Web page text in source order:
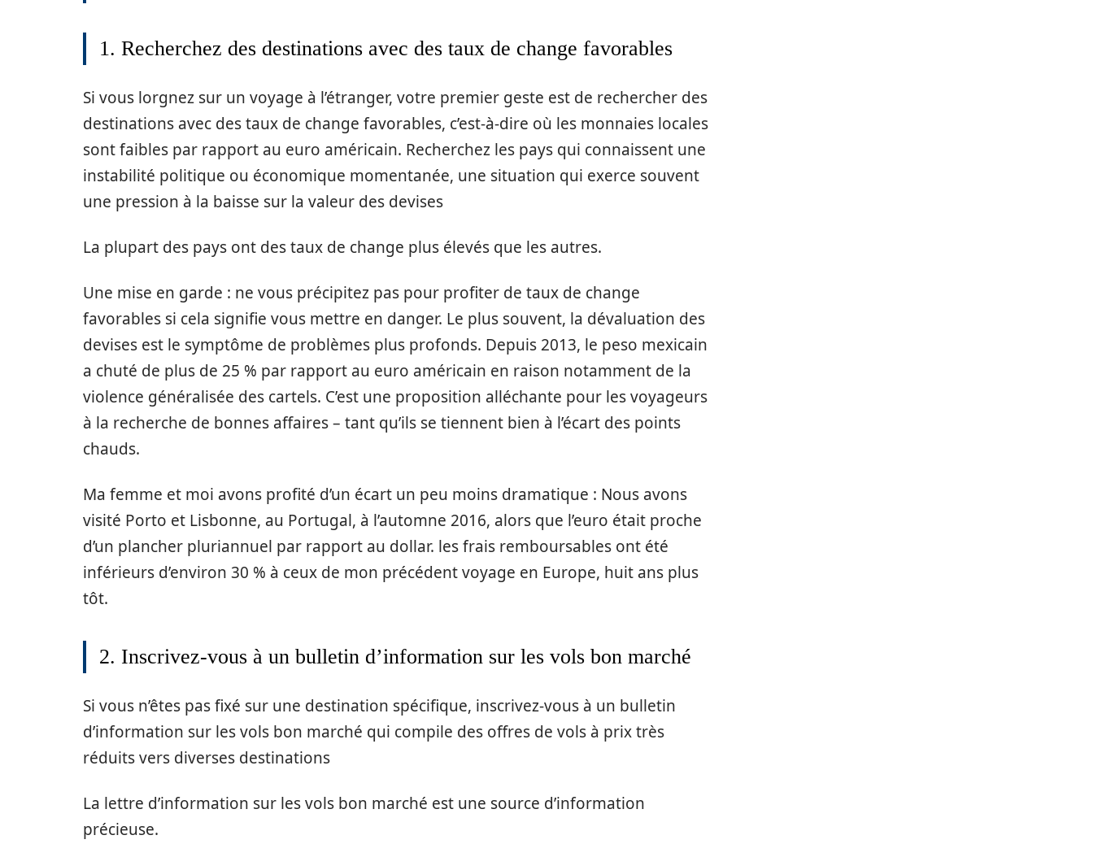
1. Recherchez des destinations avec des taux de change favorables
Si vous lorgnez sur un voyage à l’étranger, votre premier geste est de rechercher des
destinations avec des taux de change favorables, c’est-à-dire où les monnaies locales
sont faibles par rapport au euro américain. Recherchez les pays qui connaissent une
instabilité politique ou économique momentanée, une situation qui exerce souvent
une pression à la baisse sur la valeur des devises
La plupart des pays ont des taux de change plus élevés que les autres.
Une mise en garde : ne vous précipitez pas pour profiter de taux de change
favorables si cela signifie vous mettre en danger. Le plus souvent, la dévaluation des
devises est le symptôme de problèmes plus profonds. Depuis 2013, le peso mexicain
a chuté de plus de 25 % par rapport au euro américain en raison notamment de la
violence généralisée des cartels. C’est une proposition alléchante pour les voyageurs
à la recherche de bonnes affaires – tant qu’ils se tiennent bien à l’écart des points
chauds.
Ma femme et moi avons profité d’un écart un peu moins dramatique : Nous avons
visité Porto et Lisbonne, au Portugal, à l’automne 2016, alors que l’euro était proche
d’un plancher pluriannuel par rapport au dollar. les frais remboursables ont été
inférieurs d’environ 30 % à ceux de mon précédent voyage en Europe, huit ans plus
tôt.
2. Inscrivez-vous à un bulletin d’information sur les vols bon marché
Si vous n’êtes pas fixé sur une destination spécifique, inscrivez-vous à un bulletin
d’information sur les vols bon marché qui compile des offres de vols à prix très
réduits vers diverses destinations
La lettre d’information sur les vols bon marché est une source d’information
précieuse.